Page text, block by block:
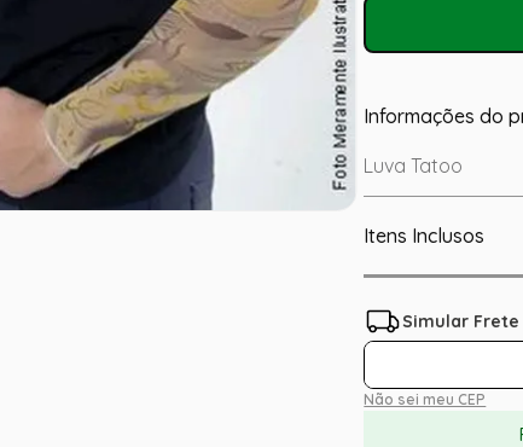
Informações do
Luva Tatoo
Itens Inclusos
Não sei meu CEP